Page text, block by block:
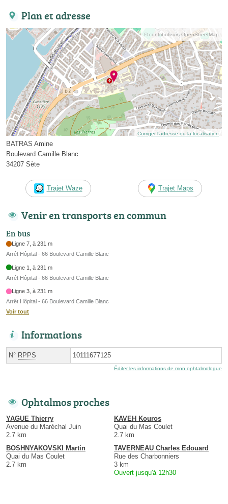
Plan et adresse
© contributeurs OpenStreetMap
Corriger l’adresse ou la localisation
BATRAS Amine
Boulevard Camille Blanc
34207 Sète
Trajet Waze Trajet Maps
Venir en transports en commun
En bus
Ligne 7, à 231 m
Arrêt Hôpital - 66 Boulevard Camille Blanc
Ligne 1, à 231 m
Arrêt Hôpital - 66 Boulevard Camille Blanc
Ligne 3, à 231 m
Arrêt Hôpital - 66 Boulevard Camille Blanc
Voir tout
Informations
N° RPPS 10111677125
Éditer les informations de mon ophtalmologue
Ophtalmos proches
YAGUE Thierry
Avenue du Maréchal Juin
2.7 km
KAVEH Kouros
Quai du Mas Coulet
2.7 km
BOSHNYAKOVSKI Martin
Quai du Mas Coulet
2.7 km
TAVERNEAU Charles Edouard
Rue des Charbonniers
3 km
Ouvert jusqu'à 12h30